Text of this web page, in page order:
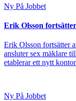
Ny På Jobbet
Erik Olsson
Erik Olsson fortsätter
ansluter sex mäklare
etablerar ett nytt
Ny På Jobbet